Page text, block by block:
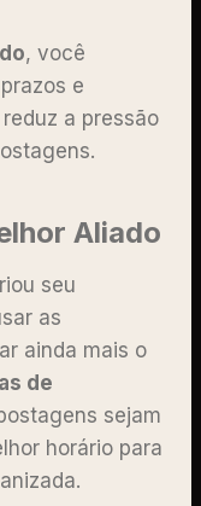
, você
e
a pressão
Aliado
seu
as
ainda mais o
de
sejam
horário para